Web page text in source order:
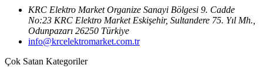
KRC Elektro Market Organize Sanayi Bölgesi 9. Cadde
No:23 KRC Elektro Market Eskişehir, Sultandere 75. Yıl Mh.,
Odunpazarı 26250 Türkiye
info@krcelektromarket.com.tr
Çok Satan Kategoriler